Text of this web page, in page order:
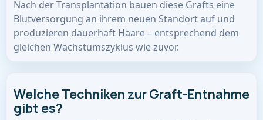
Nach der Transplantation bauen diese Grafts eine
Blutversorgung an ihrem neuen Standort auf und
produzieren dauerhaft Haare – entsprechend dem
gleichen Wachstumszyklus wie zuvor.
Welche Techniken zur Graft-Entnahme
gibt es?